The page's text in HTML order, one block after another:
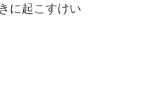
に起こすけい